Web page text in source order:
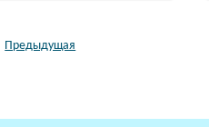
Предыдущая